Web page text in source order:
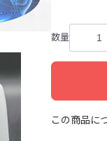
数量
この商品に